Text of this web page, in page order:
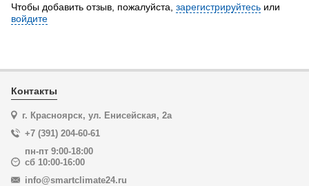
Чтобы добавить отзыв, пожалуйста, зарегистрируйтесь или
войдите
Контакты
г. Красноярск, ул. Енисейская, 2а
+7 (391) 204-60-61
пн-пт 9:00-18:00
сб 10:00-16:00
info@smartclimate24.ru